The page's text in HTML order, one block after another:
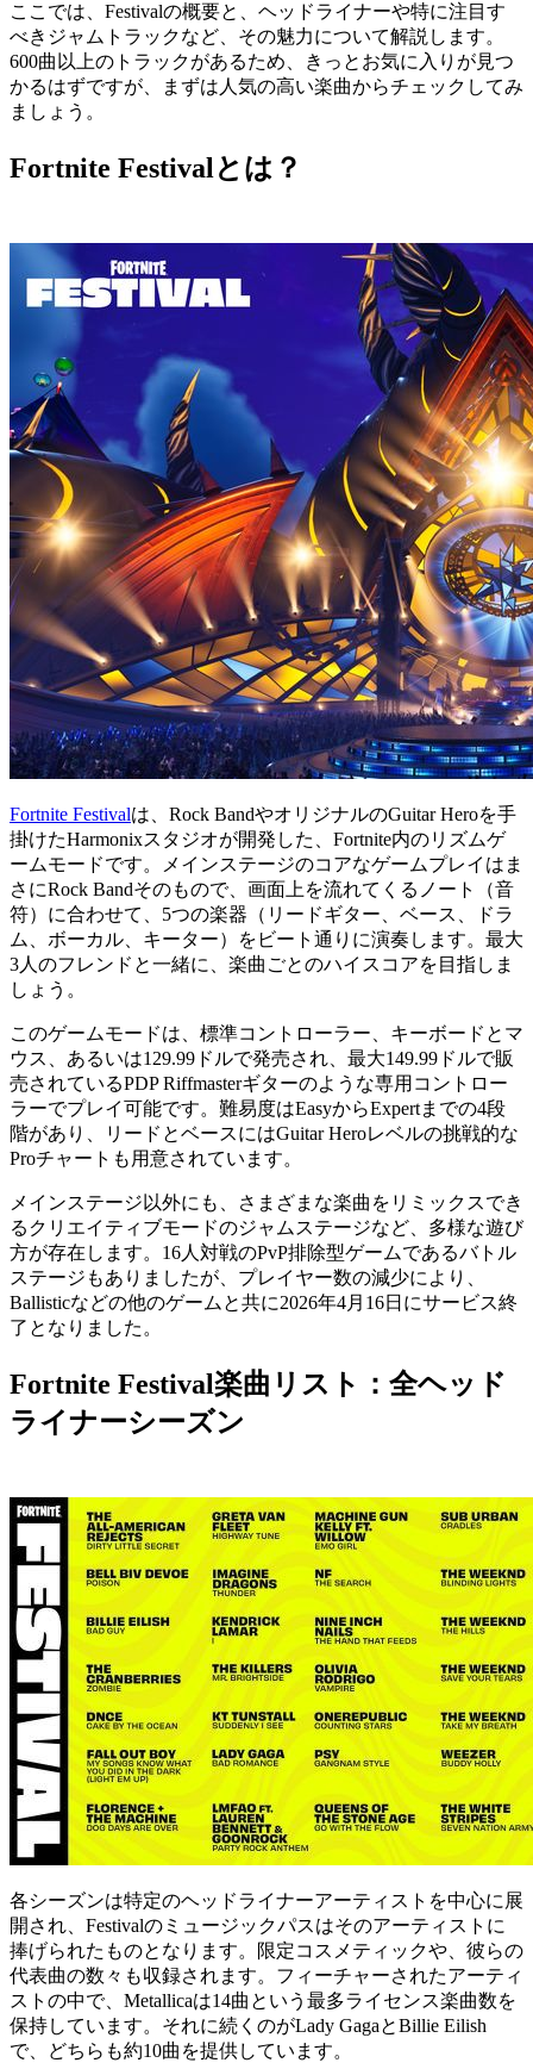
ここでは、Festivalの概要と、ヘッドライナーや特に注目す
べきジャムトラックなど、その魅力について解説します。
600曲以上のトラックがあるため、きっとお気に入りが見つ
かるはずですが、まずは人気の高い楽曲からチェックしてみ
ましょう。
Fortnite Festivalとは？
Fortnite Festivalは、Rock BandやオリジナルのGuitar Heroを手
掛けたHarmonixスタジオが開発した、Fortnite内のリズムゲ
ームモードです。メインステージのコアなゲームプレイはま
さにRock Bandそのもので、画面上を流れてくるノート（音
符）に合わせて、5つの楽器（リードギター、ベース、ドラ
ム、ボーカル、キーター）をビート通りに演奏します。最大
3人のフレンドと一緒に、楽曲ごとのハイスコアを目指しま
しょう。
このゲームモードは、標準コントローラー、キーボードとマ
ウス、あるいは129.99ドルで発売され、最大149.99ドルで販
売されているPDP Riffmasterギターのような専用コントロー
ラーでプレイ可能です。難易度はEasyからExpertまでの4段
階があり、リードとベースにはGuitar Heroレベルの挑戦的な
Proチャートも用意されています。
メインステージ以外にも、さまざまな楽曲をリミックスでき
るクリエイティブモードのジャムステージなど、多様な遊び
方が存在します。16人対戦のPvP排除型ゲームであるバトル
ステージもありましたが、プレイヤー数の減少により、
Ballisticなどの他のゲームと共に2026年4月16日にサービス終
了となりました。
Fortnite Festival楽曲リスト：全ヘッド
ライナーシーズン
各シーズンは特定のヘッドライナーアーティストを中心に展
開され、Festivalのミュージックパスはそのアーティストに
捧げられたものとなります。限定コスメティックや、彼らの
代表曲の数々も収録されます。フィーチャーされたアーティ
ストの中で、Metallicaは14曲という最多ライセンス楽曲数を
保持しています。それに続くのがLady GagaとBillie Eilish
で、どちらも約10曲を提供しています。